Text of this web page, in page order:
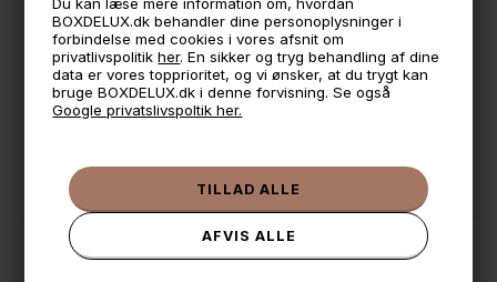
BOXDELUX.dk behandler dine personoplysninger i
forbindelse med cookies i vores afsnit om
privatlivspolitikher. En sikker og tryg behandling af dine
data er vores topprioritet, og vi ønsker, at du trygt kan
bruge BOXDELUX.dk i denne forvisning. Se også
Google privatslivspoltik her.
🌟 4,9 med over 1200 anmeldelser ★★★★★
📦 Fragtfri v. køb over 999,- ellers fra 49,- med GLS
💳 Betal med
Kundeservicemail@boxdelux.dk(24/7)
ANDRE IDÉER